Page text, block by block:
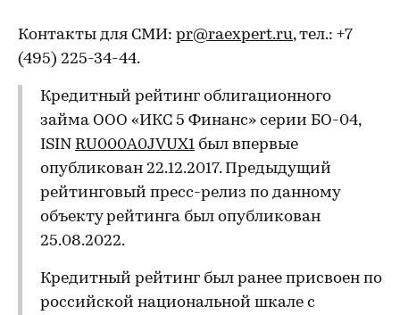
Контакты для СМИ: pr@raexpert.ru, тел.: +7
(495) 225-34-44.
Кредитный рейтинг облигационного
займа ООО «ИКС 5 Финанс» серии БО-04,
ISIN RU000A0JVUX1 был впервые
опубликован 22.12.2017. Предыдущий
рейтинговый пресс-релиз по данному
объекту рейтинга был опубликован
25.08.2022.
Кредитный рейтинг был ранее присвоен по
российской национальной шкале с